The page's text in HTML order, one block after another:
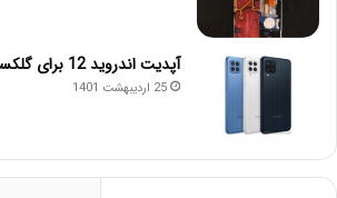
آپدیت اندروید 12 برای گلکسی M22 منتشر شد
25 اردیبهشت 1401